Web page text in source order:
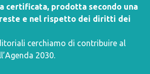
certificata, prodotta secondo una
e nel rispetto dei diritti dei
cerchiamo di contribuire al
Agenda 2030.